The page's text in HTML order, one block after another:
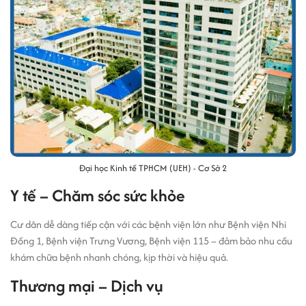
Đại học Kinh tế TPHCM (UEH) - Cơ Sở 2
Y tế – Chăm sóc sức khỏe
Cư dân dễ dàng tiếp cận với các bệnh viện lớn như Bệnh viện Nhi
Đồng 1, Bệnh viện Trưng Vương, Bệnh viện 115 – đảm bảo nhu cầu
khám chữa bệnh nhanh chóng, kịp thời và hiệu quả.
Thương mại – Dịch vụ